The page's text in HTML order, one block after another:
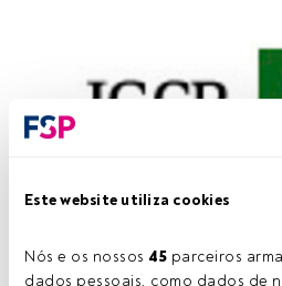
Este website utiliza cookies
Nós e os nossos 45 parceiros
dados pessoais, como dados de
Tempo de leitura:1 min.